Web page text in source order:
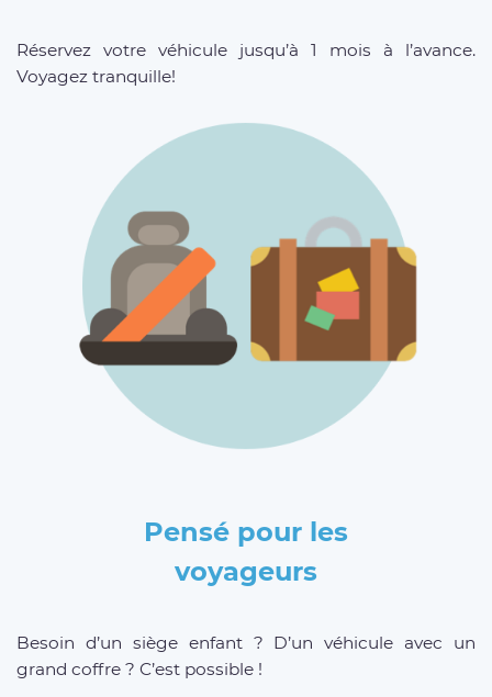
Réservez votre véhicule jusqu’à 1 mois à l’avance.
Voyagez tranquille!
Pensé pour les
voyageurs
Besoin d’un siège enfant ? D’un véhicule avec un
grand coffre ? C’est possible !